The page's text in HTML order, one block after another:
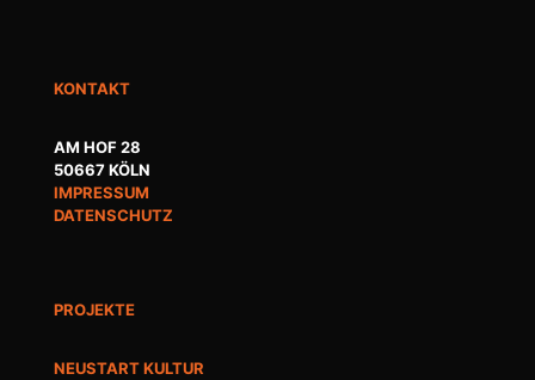
KONTAKT
AM HOF 28
50667 KÖLN
IMPRESSUM
DATENSCHUTZ
PROJEKTE
NEUSTART KULTUR